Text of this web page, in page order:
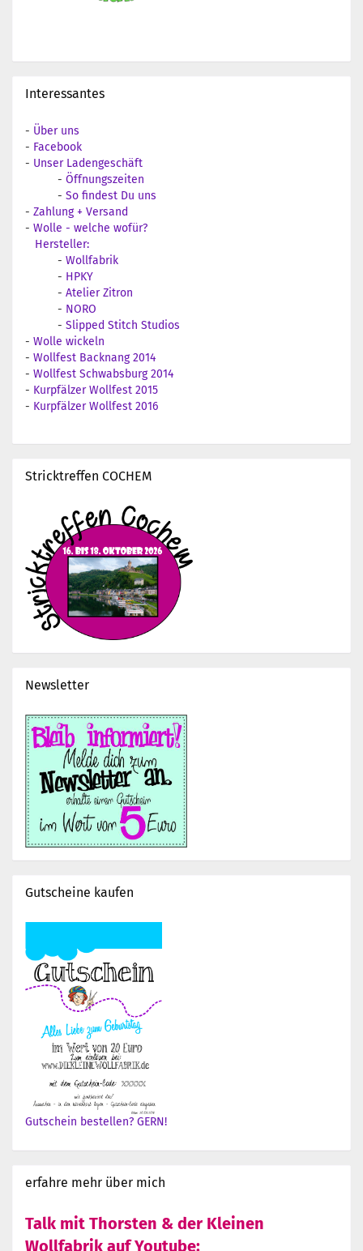
Interessantes
- Über uns
- Facebook
- Unser Ladengeschäft
- Öffnungszeiten
- So findest Du uns
- Zahlung + Versand
- Wolle - welche wofür?
Hersteller:
- Wollfabrik
- HPKY
- Atelier Zitron
- NORO
- Slipped Stitch Studios
- Wolle wickeln
- Wollfest Backnang 2014
- Wollfest Schwabsburg 2014
- Kurpfälzer Wollfest 2015
- Kurpfälzer Wollfest 2016
Stricktreffen COCHEM
Newsletter
Gutscheine kaufen
Gutschein bestellen? GERN!
erfahre mehr über mich
Talk mit Thorsten & der Kleinen
Wollfabrik auf Youtube: